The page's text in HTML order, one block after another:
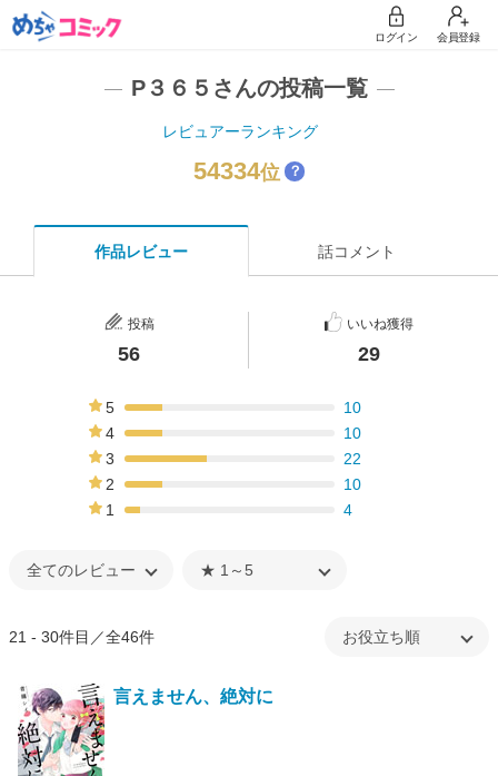
ログイン 会員登録
P３６５さんの投稿一覧
レビュアーランキング
54334位 ？
作品レビュー 話コメント
投稿
56
いいね獲得
29
5
10
4
10
3
22
2
10
1
4
21 - 30件目／全46件
言えません、絶対に